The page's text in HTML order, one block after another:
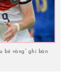
bé vàng” ghi bàn